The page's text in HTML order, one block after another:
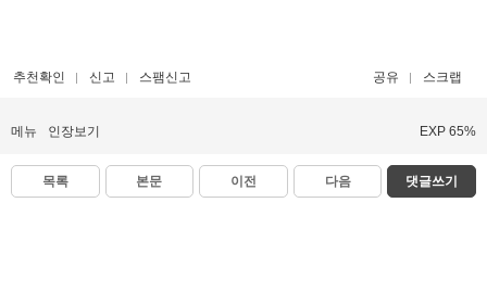
추천확인 신고 스팸신고 공유 스크랩
메뉴 인장보기 EXP 65%
목록 본문 이전 다음 댓글쓰기